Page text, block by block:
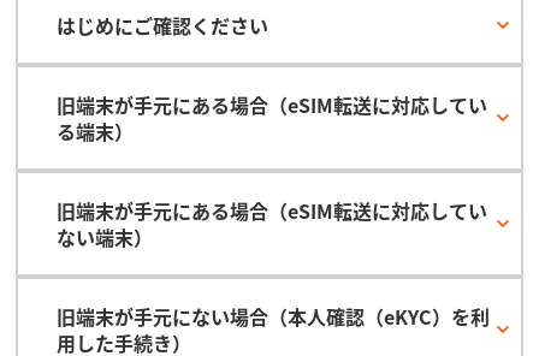
はじめにご確認ください
旧端末が手元にある場合（eSIM転送に対応してい
る端末）
旧端末が手元にある場合（eSIM転送に対応してい
ない端末）
旧端末が手元にない場合（本人確認（eKYC）を利
用した手続き）